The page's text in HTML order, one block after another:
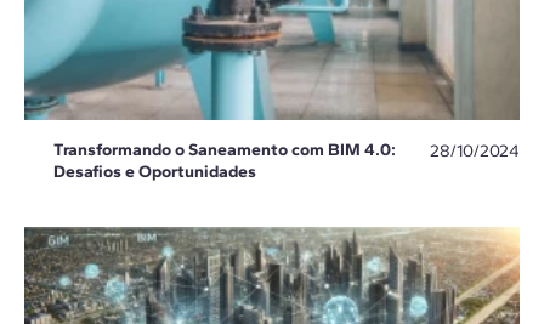
Transformando o Saneamento com BIM 4.0:
Desafios e Oportunidades
28/10/2024